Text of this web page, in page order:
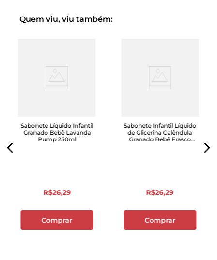
Quem viu, viu também:
Sabonete Líquido Infantil
Granado Bebê Lavanda
Pump 250ml
R$26,29
Comprar
Sabonete Infantil Líquido
de Glicerina Calêndula
Granado Bebê Frasco
R$26,29
Comprar